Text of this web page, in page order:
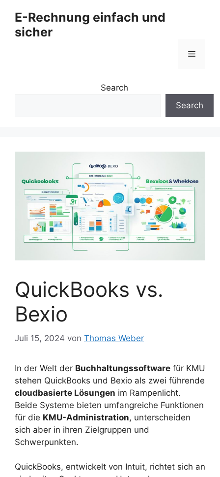
Inhalt
springen
E-Rechnung einfach und
sicher
Menü
Search
Search
QuickBooks vs.
Bexio
Juli 15, 2024 von Thomas Weber
In der Welt der Buchhaltungssoftware für KMU
stehen QuickBooks und Bexio als zwei führende
cloudbasierte Lösungen im Rampenlicht.
Beide Systeme bieten umfangreiche Funktionen
für die KMU-Administration, unterscheiden
sich aber in ihren Zielgruppen und
Schwerpunkten.
QuickBooks, entwickelt von Intuit, richtet sich an